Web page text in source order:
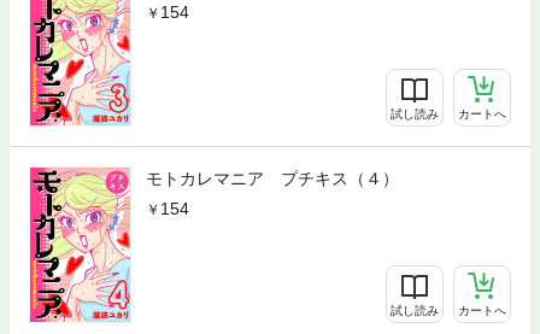
154
試し読み カートへ
モトカレマニア プチキス（４）
154
試し読み カートへ